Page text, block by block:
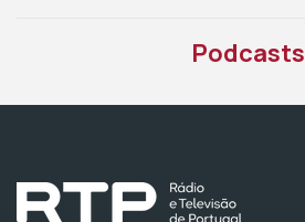
Podcasts